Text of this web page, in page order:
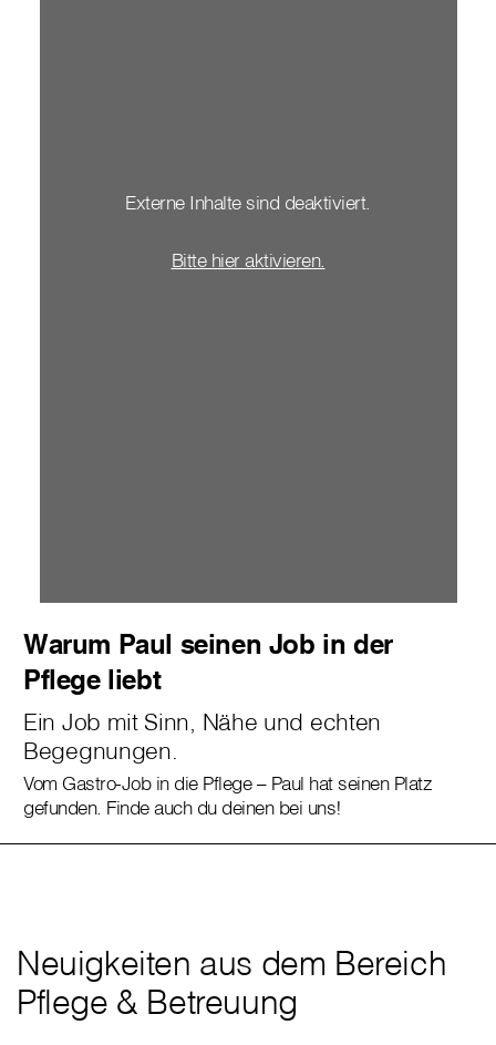
Externe Inhalte sind deaktiviert.
Bitte hier aktivieren.
Warum Paul seinen Job in der
Pflege liebt
Ein Job mit Sinn, Nähe und echten
Begegnungen.
Vom Gastro-Job in die Pflege – Paul hat seinen Platz
gefunden. Finde auch du deinen bei uns!
Neuigkeiten aus dem Bereich
Pflege & Betreuung